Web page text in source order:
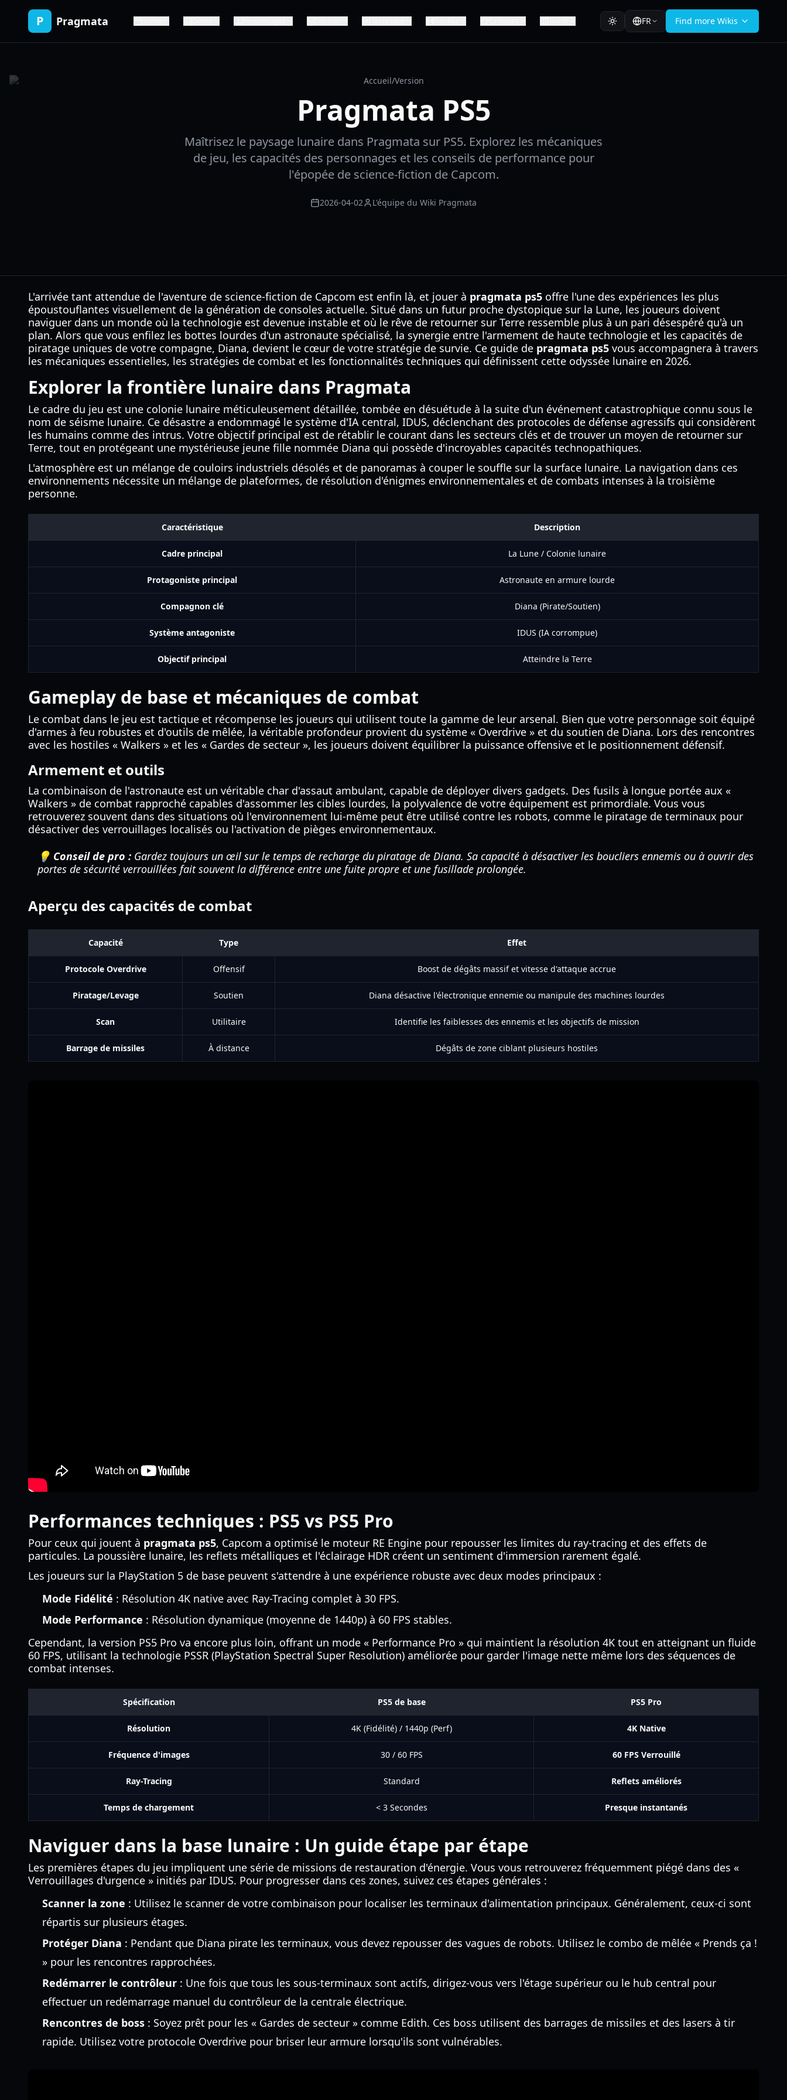
P Pragmata FR Find more Wikis
Accueil/Version
Pragmata PS5
Maîtrisez le paysage lunaire dans Pragmata sur PS5. Explorez les mécaniques
de jeu, les capacités des personnages et les conseils de performance pour
l'épopée de science-fiction de Capcom.
2026-04-02 L'équipe du Wiki Pragmata
L'arrivée tant attendue de l'aventure de science-fiction de Capcom est enfin là, et jouer à pragmata ps5 offre l'une des expériences les plus
époustouflantes visuellement de la génération de consoles actuelle. Situé dans un futur proche dystopique sur la Lune, les joueurs doivent
naviguer dans un monde où la technologie est devenue instable et où le rêve de retourner sur Terre ressemble plus à un pari désespéré qu'à un
plan. Alors que vous enfilez les bottes lourdes d'un astronaute spécialisé, la synergie entre l'armement de haute technologie et les capacités de
piratage uniques de votre compagne, Diana, devient le cœur de votre stratégie de survie. Ce guide de pragmata ps5 vous accompagnera à travers
les mécaniques essentielles, les stratégies de combat et les fonctionnalités techniques qui définissent cette odyssée lunaire en 2026.
Explorer la frontière lunaire dans Pragmata
Le cadre du jeu est une colonie lunaire méticuleusement détaillée, tombée en désuétude à la suite d'un événement catastrophique connu sous le
nom de séisme lunaire. Ce désastre a endommagé le système d'IA central, IDUS, déclenchant des protocoles de défense agressifs qui considèrent
les humains comme des intrus. Votre objectif principal est de rétablir le courant dans les secteurs clés et de trouver un moyen de retourner sur
Terre, tout en protégeant une mystérieuse jeune fille nommée Diana qui possède d'incroyables capacités technopathiques.
L'atmosphère est un mélange de couloirs industriels désolés et de panoramas à couper le souffle sur la surface lunaire. La navigation dans ces
environnements nécessite un mélange de plateformes, de résolution d'énigmes environnementales et de combats intenses à la troisième
personne.
Caractéristique Description
Cadre principal La Lune / Colonie lunaire
Protagoniste principal Astronaute en armure lourde
Compagnon clé Diana (Pirate/Soutien)
Système antagoniste IDUS (IA corrompue)
Objectif principal Atteindre la Terre
Gameplay de base et mécaniques de combat
Le combat dans le jeu est tactique et récompense les joueurs qui utilisent toute la gamme de leur arsenal. Bien que votre personnage soit équipé
d'armes à feu robustes et d'outils de mêlée, la véritable profondeur provient du système « Overdrive » et du soutien de Diana. Lors des rencontres
avec les hostiles « Walkers » et les « Gardes de secteur », les joueurs doivent équilibrer la puissance offensive et le positionnement défensif.
Armement et outils
La combinaison de l'astronaute est un véritable char d'assaut ambulant, capable de déployer divers gadgets. Des fusils à longue portée aux «
Walkers » de combat rapproché capables d'assommer les cibles lourdes, la polyvalence de votre équipement est primordiale. Vous vous
retrouverez souvent dans des situations où l'environnement lui-même peut être utilisé contre les robots, comme le piratage de terminaux pour
désactiver des verrouillages localisés ou l'activation de pièges environnementaux.
💡 Conseil de pro : Gardez toujours un œil sur le temps de recharge du piratage de Diana. Sa capacité à désactiver les boucliers ennemis ou à ouvrir des
portes de sécurité verrouillées fait souvent la différence entre une fuite propre et une fusillade prolongée.
Aperçu des capacités de combat
Capacité Type Effet
Protocole Overdrive Offensif Boost de dégâts massif et vitesse d'attaque accrue
Piratage/Levage Soutien Diana désactive l'électronique ennemie ou manipule des machines lourdes
Scan Utilitaire Identifie les faiblesses des ennemis et les objectifs de mission
Barrage de missiles À distance Dégâts de zone ciblant plusieurs hostiles
Performances techniques : PS5 vs PS5 Pro
Pour ceux qui jouent à pragmata ps5, Capcom a optimisé le moteur RE Engine pour repousser les limites du ray-tracing et des effets de
particules. La poussière lunaire, les reflets métalliques et l'éclairage HDR créent un sentiment d'immersion rarement égalé.
Les joueurs sur la PlayStation 5 de base peuvent s'attendre à une expérience robuste avec deux modes principaux :
Mode Fidélité : Résolution 4K native avec Ray-Tracing complet à 30 FPS.
Mode Performance : Résolution dynamique (moyenne de 1440p) à 60 FPS stables.
Cependant, la version PS5 Pro va encore plus loin, offrant un mode « Performance Pro » qui maintient la résolution 4K tout en atteignant un fluide
60 FPS, utilisant la technologie PSSR (PlayStation Spectral Super Resolution) améliorée pour garder l'image nette même lors des séquences de
combat intenses.
Spécification PS5 de base PS5 Pro
Résolution 4K (Fidélité) / 1440p (Perf) 4K Native
Fréquence d'images 30 / 60 FPS 60 FPS Verrouillé
Ray-Tracing Standard Reflets améliorés
Temps de chargement < 3 Secondes Presque instantanés
Naviguer dans la base lunaire : Un guide étape par étape
Les premières étapes du jeu impliquent une série de missions de restauration d'énergie. Vous vous retrouverez fréquemment piégé dans des «
Verrouillages d'urgence » initiés par IDUS. Pour progresser dans ces zones, suivez ces étapes générales :
Scanner la zone : Utilisez le scanner de votre combinaison pour localiser les terminaux d'alimentation principaux. Généralement, ceux-ci sont
répartis sur plusieurs étages.
Protéger Diana : Pendant que Diana pirate les terminaux, vous devez repousser des vagues de robots. Utilisez le combo de mêlée « Prends ça !
» pour les rencontres rapprochées.
Redémarrer le contrôleur : Une fois que tous les sous-terminaux sont actifs, dirigez-vous vers l'étage supérieur ou le hub central pour
effectuer un redémarrage manuel du contrôleur de la centrale électrique.
Rencontres de boss : Soyez prêt pour les « Gardes de secteur » comme Edith. Ces boss utilisent des barrages de missiles et des lasers à tir
rapide. Utilisez votre protocole Overdrive pour briser leur armure lorsqu'ils sont vulnérables.